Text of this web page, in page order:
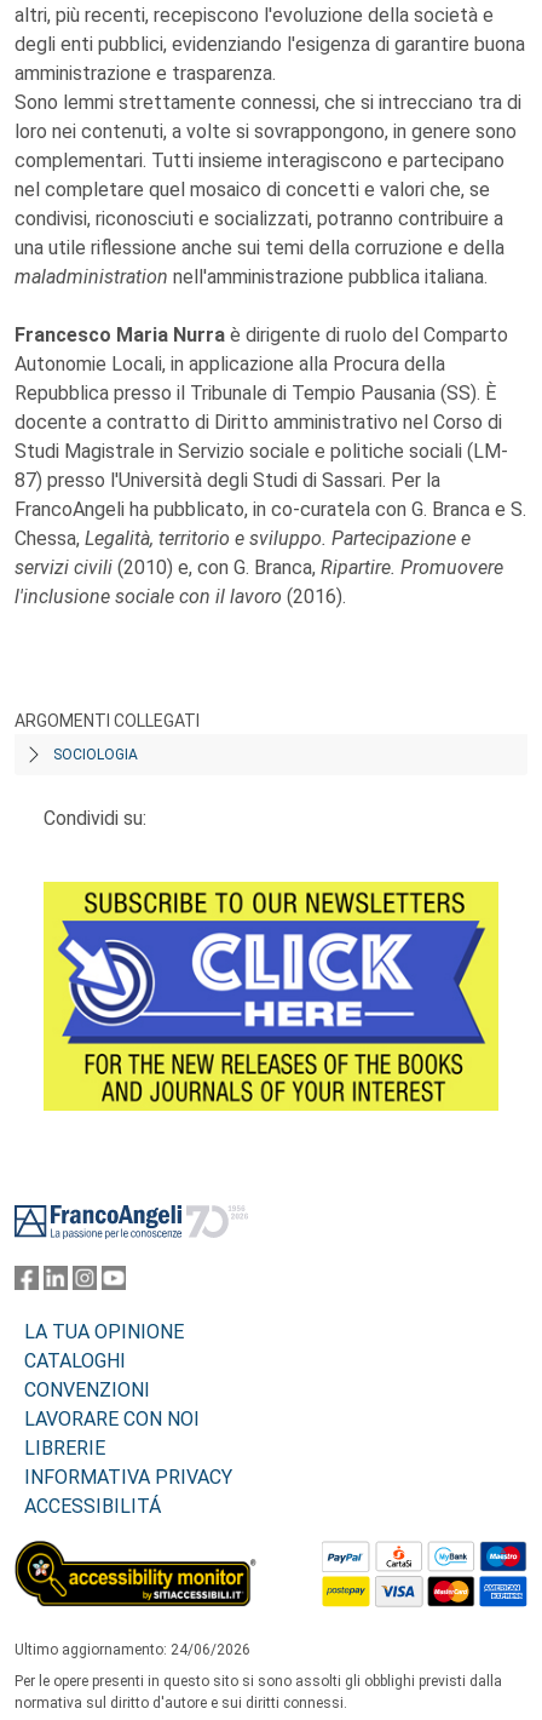
altri, più recenti, recepiscono l'evoluzione della società e
degli enti pubblici, evidenziando l'esigenza di garantire buona
amministrazione e trasparenza.
Sono lemmi strettamente connessi, che si intrecciano tra di
loro nei contenuti, a volte si sovrappongono, in genere sono
complementari. Tutti insieme interagiscono e partecipano
nel completare quel mosaico di concetti e valori che, se
condivisi, riconosciuti e socializzati, potranno contribuire a
una utile riflessione anche sui temi della corruzione e della
maladministration nell'amministrazione pubblica italiana.
Francesco Maria Nurra è dirigente di ruolo del Comparto
Autonomie Locali, in applicazione alla Procura della
Repubblica presso il Tribunale di Tempio Pausania (SS). È
docente a contratto di Diritto amministrativo nel Corso di
Studi Magistrale in Servizio sociale e politiche sociali (LM-
87) presso l'Università degli Studi di Sassari. Per la
FrancoAngeli ha pubblicato, in co-curatela con G. Branca e S.
Chessa, Legalità, territorio e sviluppo. Partecipazione e
servizi civili (2010) e, con G. Branca, Ripartire. Promuovere
l'inclusione sociale con il lavoro (2016).
ARGOMENTI COLLEGATI
SOCIOLOGIA
Condividi su:
LA TUA OPINIONE
CATALOGHI
CONVENZIONI
LAVORARE CON NOI
LIBRERIE
INFORMATIVA PRIVACY
ACCESSIBILITÁ
Ultimo aggiornamento: 24/06/2026
Per le opere presenti in questo sito si sono assolti gli obblighi previsti dalla
normativa sul diritto d'autore e sui diritti connessi.